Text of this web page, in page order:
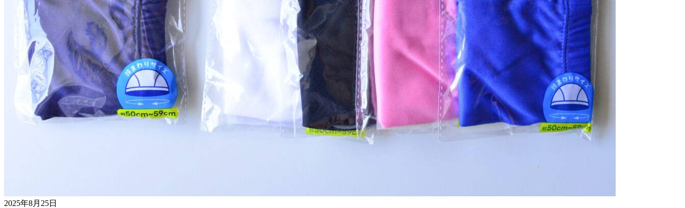
2025年8月25日